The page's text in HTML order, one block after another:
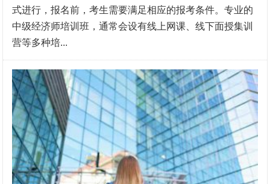
式进行，报名前，考生需要满足相应的报考条件。专业的
中级经济师培训班，通常会设有线上网课、线下面授集训
营等多种培...